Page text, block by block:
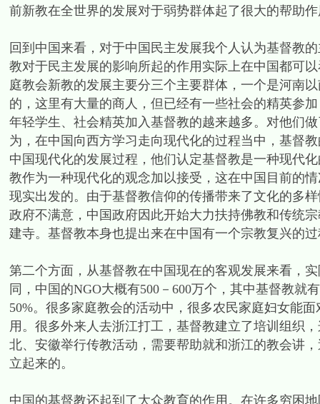
前新教在全世界的发展对于弱势群体起了很大的帮助
回到中国来看，对于中国民主发展我个人认为基督教
教对于民主发展的影响所起的作用实际上在中国都可
庭教会新教的发展主要分三个主要群体，一个是河南
的，这里有大量的商人，但已经有一些社会的精英参
年轻学生、社会精英加入基督教的越来越多。对他们
为，在中国向西方学习走向现代化的过程当中，基督
中国现代化的发展过程，他们认定基督教是一种现代
教作为一种现代化的观念加以接受，这在中国目前的
现实出发的。由于基督教信仰的传播带来了文化的多
政府不满意，中国政府因此开始大力扶持佛教和传统
建寺。基督教本身也提出来在中国有一个宗教复兴的
第二个方面，从基督教在中国现在的客观发展来看，
同，中国的NGO大概有500－600万个，其中基督教就
50%。很多家庭教会的活动中，很多农民家庭妇女能
用。很多外来人去浙江打工，基督教建立了培训组织
北、安徽举行传教活动，需要帮助就和浙江的教会讲
立起来的。
中国的基督教还起到了大众教育的作用。在许多穷困